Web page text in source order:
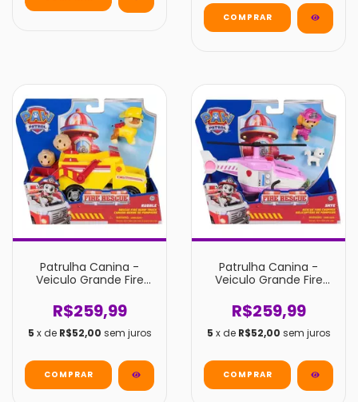
Patrulha Canina -
Veiculo Grande Fire
R$259,99
5 x de R$52,00 sem juros
Patrulha Canina -
Veiculo Grande Fire
Skye
R$259,99
5 x de R$52,00 sem juros